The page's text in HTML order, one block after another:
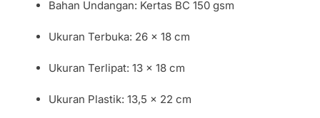
Bahan Undangan: Kertas BC 150 gsm
Ukuran Terbuka: 26 x 18 cm
Ukuran Terlipat: 13 x 18 cm
Ukuran Plastik: 13,5 x 22 cm